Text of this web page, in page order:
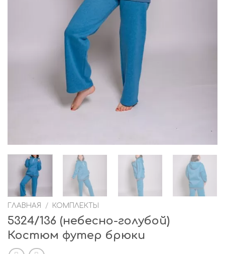
ГЛАВНАЯ / КОМПЛЕКТЫ
5324/136 (небесно-голубой)
Костюм футер брюки